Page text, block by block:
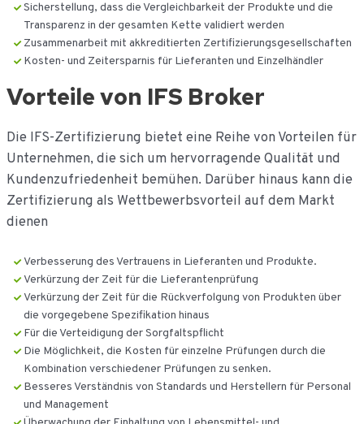
Sicherstellung, dass die Vergleichbarkeit der Produkte und die
Transparenz in der gesamten Kette validiert werden
Zusammenarbeit mit akkreditierten Zertifizierungsgesellschaften
Kosten- und Zeitersparnis für Lieferanten und Einzelhändler
Vorteile von IFS Broker
Die IFS-Zertifizierung bietet eine Reihe von Vorteilen für
Unternehmen, die sich um hervorragende Qualität und
Kundenzufriedenheit bemühen. Darüber hinaus kann die
Zertifizierung als Wettbewerbsvorteil auf dem Markt
dienen
Verbesserung des Vertrauens in Lieferanten und Produkte.
Verkürzung der Zeit für die Lieferantenprüfung
Verkürzung der Zeit für die Rückverfolgung von Produkten über
die vorgegebene Spezifikation hinaus
Für die Verteidigung der Sorgfaltspflicht
Die Möglichkeit, die Kosten für einzelne Prüfungen durch die
Kombination verschiedener Prüfungen zu senken.
Besseres Verständnis von Standards und Herstellern für Personal
und Management